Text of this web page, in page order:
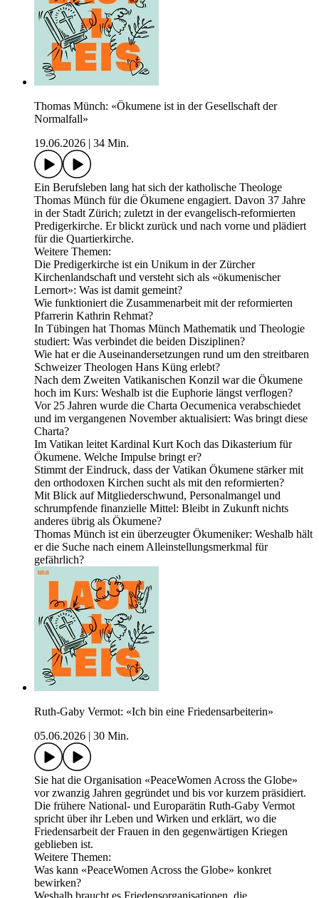
Thomas Münch: «Ökumene ist in der Gesellschaft der
Normalfall»
19.06.2026
34 Min.
Ein Berufsleben lang hat sich der katholische Theologe
Thomas Münch für die Ökumene engagiert. Davon 37 Jahre
in der Stadt Zürich; zuletzt in der evangelisch-reformierten
Predigerkirche. Er blickt zurück und nach vorne und plädiert
für die Quartierkirche.
Weitere Themen:
Die Predigerkirche ist ein Unikum in der Zürcher
Kirchenlandschaft und versteht sich als «ökumenischer
Lernort»: Was ist damit gemeint?
Wie funktioniert die Zusammenarbeit mit der reformierten
Pfarrerin Kathrin Rehmat?
In Tübingen hat Thomas Münch Mathematik und Theologie
studiert: Was verbindet die beiden Disziplinen?
Wie hat er die Auseinandersetzungen rund um den streitbaren
Schweizer Theologen Hans Küng erlebt?
Nach dem Zweiten Vatikanischen Konzil war die Ökumene
hoch im Kurs: Weshalb ist die Euphorie längst verflogen?
Vor 25 Jahren wurde die Charta Oecumenica verabschiedet
und im vergangenen November aktualisiert: Was bringt diese
Charta?
Im Vatikan leitet Kardinal Kurt Koch das Dikasterium für
Ökumene. Welche Impulse bringt er?
Stimmt der Eindruck, dass der Vatikan Ökumene stärker mit
den orthodoxen Kirchen sucht als mit den reformierten?
Mit Blick auf Mitgliederschwund, Personalmangel und
schrumpfende finanzielle Mittel: Bleibt in Zukunft nichts
anderes übrig als Ökumene?
Thomas Münch ist ein überzeugter Ökumeniker: Weshalb hält
er die Suche nach einem Alleinstellungsmerkmal für
gefährlich?
Ruth-Gaby Vermot: «Ich bin eine Friedensarbeiterin»
05.06.2026
30 Min.
Sie hat die Organisation «PeaceWomen Across the Globe»
vor zwanzig Jahren gegründet und bis vor kurzem präsidiert.
Die frühere National- und Europarätin Ruth-Gaby Vermot
spricht über ihr Leben und Wirken und erklärt, wo die
Friedensarbeit der Frauen in den gegenwärtigen Kriegen
geblieben ist.
Weitere Themen:
Was kann «PeaceWomen Across the Globe» konkret
bewirken?